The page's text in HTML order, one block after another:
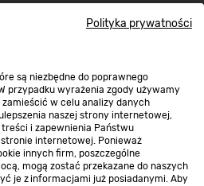
Polityka prywatności
są niezbędne do poprawnego
przypadku wyrażenia zgody używamy
w celu analizy danych
naszej strony internetowej,
i zapewnienia Państwu
internetowej. Ponieważ
innych firm, poszczególne
mogą zostać przekazane do naszych
je z informacjami już posiadanymi. Aby